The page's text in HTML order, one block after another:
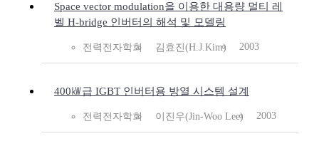
Space vector modulation을 이용한 대용량 멀티 레
벨 H-bridge 인버터의 해석 및 모델링
전력전자학회 김효진(H.J.Kim) 2003
400㎾급 IGBT 인버터용 방열 시스템 설계
전력전자학회 이진우(Jin-Woo Lee) 2003